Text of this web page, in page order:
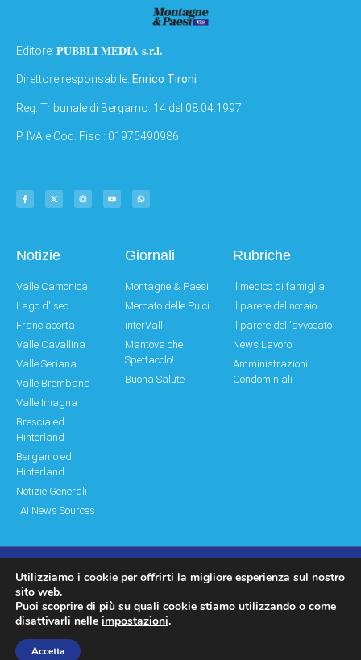
Editore: PUBBLI MEDIA s.r.l.
Direttore responsabile: Enrico Tironi
Reg: Tribunale di Bergamo: 14 del 08.04.1997
P. IVA e Cod. Fisc.: 01975490986
Notizie
Valle Camonica
Lago d'Iseo
Franciacorta
Valle Cavallina
Valle Seriana
Valle Brembana
Valle Imagna
Brescia ed
Hinterland
Bergamo ed
Hinterland
Notizie Generali
AI News Sources
Giornali
Montagne & Paesi
Mercato delle Pulci
interValli
Mantova che
Spettacolo!
Buona Salute
Rubriche
Il medico di famiglia
Il parere del notaio
Il parere dell'avvocato
News Lavoro
Amministrazioni
Condominiali
© Copyright 2011 – 2026 Montagne & Paesi
Log In|Log Out Privacy Policy
Utilizziamo i cookie per offrirti la migliore esperienza sul nostro
sito web.
Puoi scoprire di più su quali cookie stiamo utilizzando o come
disattivarli nelle impostazioni.
Accetta